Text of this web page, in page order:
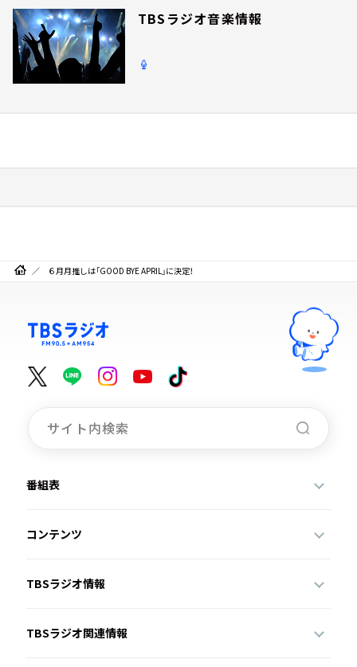
TBSラジオ音楽情報
６月月推しは「GOOD BYE APRIL」に決定！
番組表
コンテンツ
TBSラジオ情報
TBSラジオ関連情報